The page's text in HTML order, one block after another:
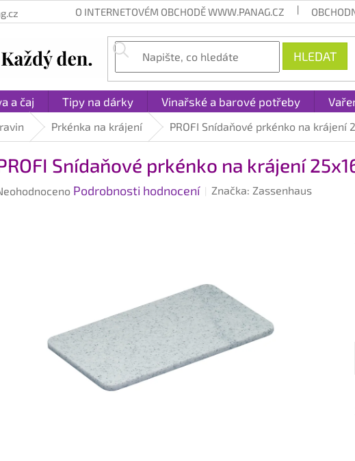
O INTERNETOVÉM OBCHODĚ WWW.PANAG.CZ
HLEDAT
a čaj Tipy na dárky Vinařské a barové potřeby
Prkénka na krájení PROFI Snídaňové prkénko na krájení
Snídaňové prkénko na krájení
Podrobnosti hodnocení Značka: Zassenhaus